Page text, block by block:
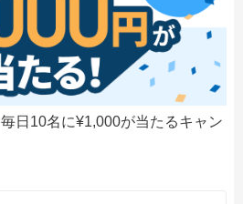
日10名に¥1,000が当たるキャン